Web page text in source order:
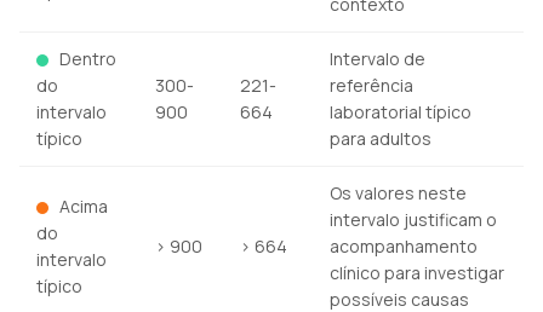
Dentro
do
intervalo
típico
300-
900
221-
664
Intervalo de
referência
laboratorial típico
para adultos
Acima
do
intervalo
típico
> 900 > 664
Os valores neste
intervalo justificam o
acompanhamento
clínico para investigar
possíveis causas